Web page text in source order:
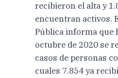
recibieron el alta y
encuentran activos.
Pública informa que
octubre de 2020 se
casos de personas
cuales 7.854 ya